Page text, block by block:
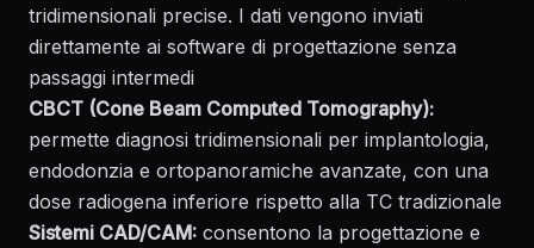
tridimensionali precise. I dati vengono inviati
direttamente ai software di progettazione senza
passaggi intermedi
CBCT (Cone Beam Computed Tomography):
permette diagnosi tridimensionali per implantologia,
endodonzia e ortopanoramiche avanzate, con una
dose radiogena inferiore rispetto alla TC tradizionale
Sistemi CAD/CAM: consentono la progettazione e